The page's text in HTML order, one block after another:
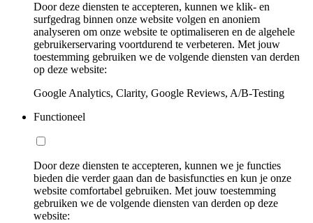
Door deze diensten te accepteren, kunnen we klik- en
surfgedrag binnen onze website volgen en anoniem
analyseren om onze website te optimaliseren en de algehele
gebruikerservaring voortdurend te verbeteren. Met jouw
toestemming gebruiken we de volgende diensten van derden
op deze website:
Google Analytics, Clarity, Google Reviews, A/B-Testing
Functioneel
Door deze diensten te accepteren, kunnen we je functies
bieden die verder gaan dan de basisfuncties en kun je onze
website comfortabel gebruiken. Met jouw toestemming
gebruiken we de volgende diensten van derden op deze
website: